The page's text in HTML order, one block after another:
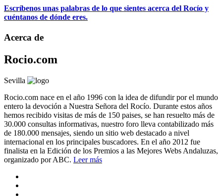
Escríbenos unas palabras de lo que sientes acerca del Rocío y
cuéntanos de dónde eres.
Acerca de
Rocio.com
Sevilla
Rocio.com nace en el año 1996 con la idea de difundir por el mundo
entero la devoción a Nuestra Señora del Rocío. Durante estos años
hemos recibido visitas de más de 150 paises, se han resuelto más de
30.000 consultas informativas, nuestro foro lleva contabilizado más
de 180.000 mensajes, siendo un sitio web destacado a nivel
internacional en los principales buscadores. En el año 2012 fue
finalista en la Edición de los Premios a las Mejores Webs Andaluzas,
organizado por ABC. Leer más